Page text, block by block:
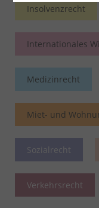
Insolvenzrecht
Internationales
Medizinrecht
Miet- und
Sozialrecht
Verkehrsrecht